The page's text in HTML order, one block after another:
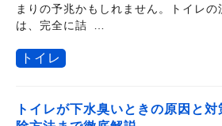
まりの予兆かもしれません。トイレ
は、完全に詰 …
トイレ
トイレが下水臭いときの原因と